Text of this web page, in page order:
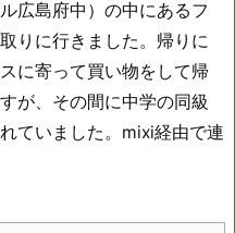
広島府中）の中にあるフ
りに行きました。帰りに
に寄って買い物をして帰
が、その間に中学の同級
ていました。mixi経由で連